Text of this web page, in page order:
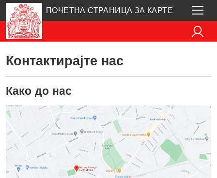
ПОЧЕТНА СТРАНИЦА ЗА КАРТЕ
Контактирајте нас
Како до нас